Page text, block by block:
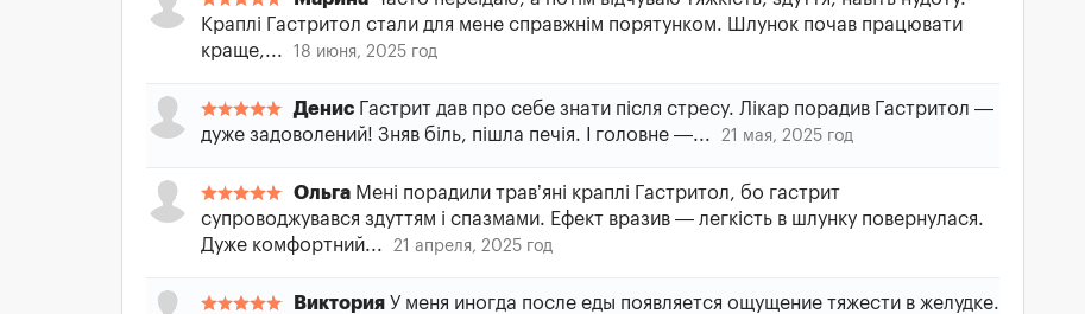
Краплі Гастритол стали для мене справжнім порятунком. Шлунок почав працювати
краще,...
18 июня, 2025 год
Денис Гастрит дав про себе знати після стресу. Лікар порадив Гастритол —
дуже задоволений! Зняв біль, пішла печія. І головне —...
21 мая, 2025 год
Ольга Мені порадили трав’яні краплі Гастритол, бо гастрит
супроводжувався здуттям і спазмами. Ефект вразив — легкість в шлунку повернулася.
Дуже комфортний...
21 апреля, 2025 год
Виктория У меня иногда после еды появляется ощущение тяжести в желудке.